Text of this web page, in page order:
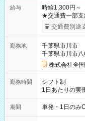
給与
時給1,300円～
★交通費一部支給 時給1,300円～ ※試験・役割により
※勤務回数に
り！】 希望さ
例】 ・河合塾
×8時間＝日収
円の場合あり
円（役割手当＋
間】試用期間な
交通費別途
勤務地
千葉県市川市
千葉県市川市八
株式会社全
勤務時間
シフト制
1日あたりの実
間は 試験によ
期間 単発・1日のみ